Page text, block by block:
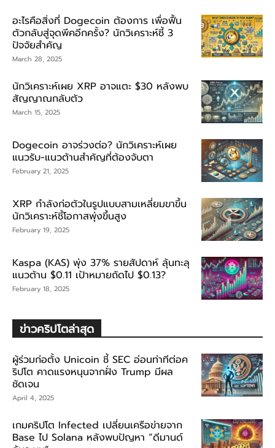
อะไรคือสิ่งที่ Dogecoin ต้องการ เพื่อฟื้น
ตัวกลับสู่จุดพีคอีกครั้ง? นักวิเคราะห์ชี้ 3
ปัจจัยสำคัญ
March 28, 2025
นักวิเคราะห์เผย XRP อาจแตะ $30 หลังพบ
สัญญาณกลับตัว
March 15, 2025
Dogecoin อาจร่วงต่อ? นักวิเคราะห์เผย
แนวรับ-แนวต้านสำคัญที่ต้องจับตา
February 21, 2025
XRP กำลังก่อตัวในรูปแบบสามเหลี่ยมขาขึ้น
นักวิเคราะห์ชี้โอกาสพุ่งขึ้นสูง
February 19, 2025
Kaspa (KAS) พุ่ง 37% รายสัปดาห์ ลุ้นทะลุ
แนวต้าน $0.11 เป้าหมายถัดไป $0.13?
February 18, 2025
ข่าวคริปโตล่าสุด
ผู้ร่วมก่อตั้ง Unicoin ชี้ SEC อ่อนท่าทีต่อค
ริปโต คาดแรงหนุนจากฝั่ง Trump มีผล
ชัดเจน
April 4, 2025
เกมคริปโต Infected เปลี่ยนเครือข่ายจาก
Base ไป Solana หลังพบปัญหา “ดีมานด์